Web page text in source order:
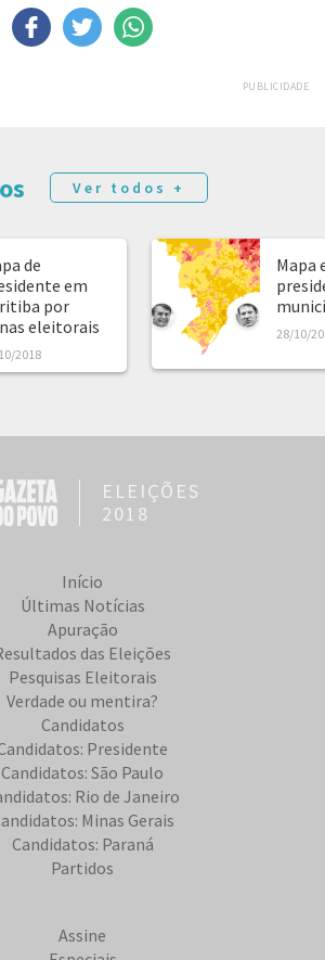
PUBLICIDADE
Ver todos +
de
em
por
eleitorais
2018
Mapa
28/10/
ELEIÇÕES
2018
Início
Últimas Notícias
Apuração
das Eleições
Pesquisas Eleitorais
Verdade ou mentira?
Candidatos
Presidente
Candidatos: São Paulo
Rio de Janeiro
Minas Gerais
Candidatos: Paraná
Partidos
Assine